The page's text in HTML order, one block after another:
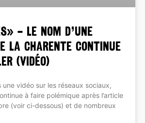
– Le nom d’une
la Charente continue
(vidéo)
vidéo sur les réseaux sociaux,
à faire polémique après l’article
(voir ci-dessous) et de nombreux